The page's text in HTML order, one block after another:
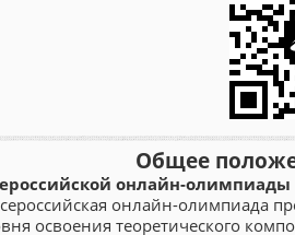
Общее
онлайн-олимпиады
онлайн-олимпиада
освоения теоретического